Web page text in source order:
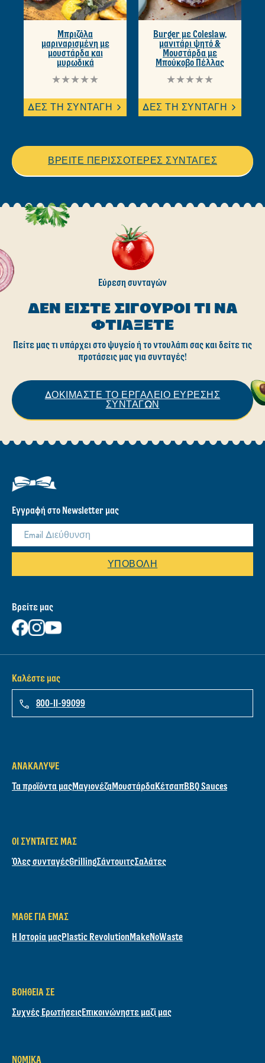
Δεν
για
αυτό
Μπριζόλα
μαριναρισμένη με
μουστάρδα και
μυρωδικά
ΔΕΣ ΤΗ ΣΥΝΤΑΓΗ
Δεν
για
αυτό
Burger με Coleslaw,
μανιτάρι ψητό &
Μουστάρδα με
Μπούκοβο Πέλλας
ΔΕΣ ΤΗ ΣΥΝΤΑΓΗ
ΒΡΕΙΤΕ ΠΕΡΙΣΣΟΤΕΡΕΣ ΣΥΝΤΑΓΕΣ
Εύρεση συνταγών
ΔΕΝ ΕΊΣΤΕ ΣΊΓΟΥΡΟΙ ΤΙ ΝΑ
ΦΤΙΆΞΕΤΕ
Πείτε μας τι υπάρχει στο ψυγείο ή το ντουλάπι σας και δείτε τις
προτάσεις μας για συνταγές!
ΔΟΚΙΜΑΣΤΕ ΤΟ ΕΡΓΑΛΕΙΟ ΕΥΡΕΣΗΣ
ΣΥΝΤΑΓΩΝ
Εγγραφή στο Newsletter μας
ΥΠΟΒΟΛΉ
Βρείτε μας
Καλέστε μας
800-11-99099
ΑΝΑΚΆΛΥΨΕ
Τα προϊόντα μαςΜαγιονέζαΜουστάρδαΚέτσαπBBQ Sauces
ΟΙ ΣΥΝΤΑΓΈΣ ΜΑΣ
Όλες συνταγέςGrillingΣάντουιτςΣαλάτες
ΜΆΘΕ ΓΙΑ ΕΜΆΣ
Η Ιστορία μαςPlastic RevolutionMakeNoWaste
ΒΟΉΘΕΙΑ ΣΕ
Συχνές ΕρωτήσειςΕπικοινώνηστε μαζί μας
ΝΟΜΙΚΆ